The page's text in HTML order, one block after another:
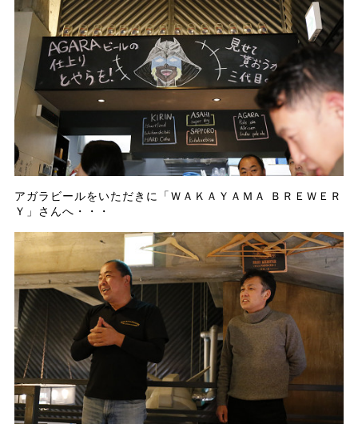
アガラビールをいただきに「ＷＡＫＡＹＡＭＡ ＢＲＥＷＥＲ
Ｙ」さんへ・・・